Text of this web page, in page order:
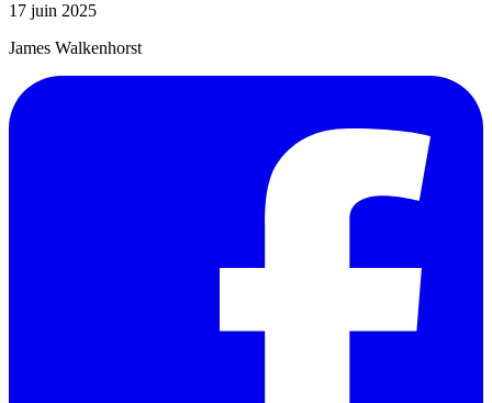
17 juin 2025
James Walkenhorst